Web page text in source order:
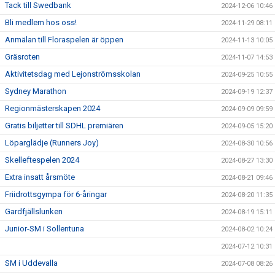
Tack till Swedbank 2024-12-06 10:46
Bli medlem hos oss! 2024-11-29 08:11
Anmälan till Floraspelen är öppen 2024-11-13 10:05
Gräsroten 2024-11-07 14:53
Aktivitetsdag med Lejonströmsskolan 2024-09-25 10:55
Sydney Marathon 2024-09-19 12:37
Regionmästerskapen 2024 2024-09-09 09:59
Gratis biljetter till SDHL premiären 2024-09-05 15:20
Löparglädje (Runners Joy) 2024-08-30 10:56
Skelleftespelen 2024 2024-08-27 13:30
Extra insatt årsmöte 2024-08-21 09:46
Friidrottsgympa för 6-åringar 2024-08-20 11:35
Gardfjällslunken 2024-08-19 15:11
Junior-SM i Sollentuna 2024-08-02 10:24
2024-07-12 10:31
SM i Uddevalla 2024-07-08 08:26